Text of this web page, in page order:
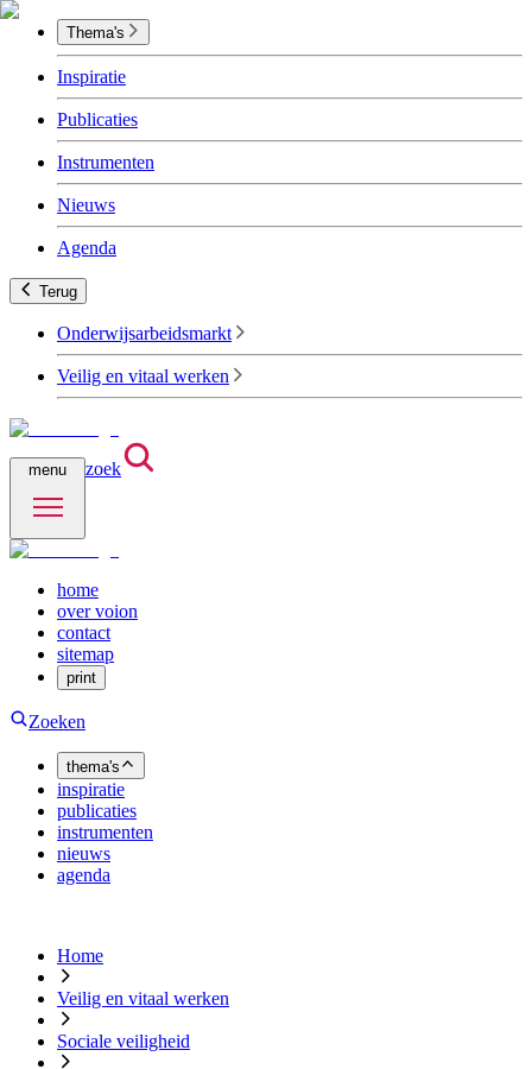
Thema's
Inspiratie
Publicaties
Instrumenten
Nieuws
Agenda
Terug
Onderwijsarbeidsmarkt
Veilig en vitaal werken
menu zoek
home
over voion
contact
sitemap
print
Zoeken
thema's
inspiratie
publicaties
instrumenten
nieuws
agenda
Home
Veilig en vitaal werken
Sociale veiligheid